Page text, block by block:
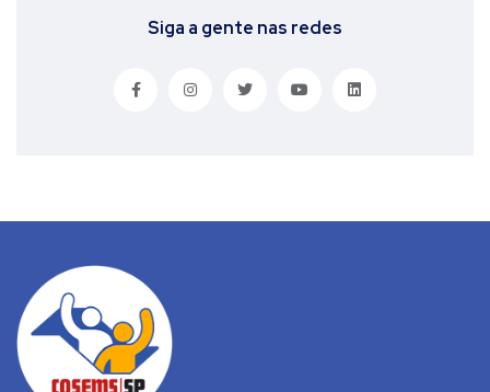
Siga a gente nas redes